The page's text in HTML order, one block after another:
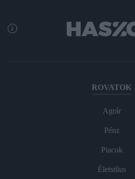
ROVATOK
Agrár
Pénz
Piacok
Életstílus